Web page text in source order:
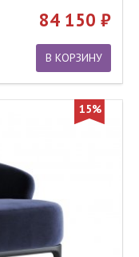
84 150
В КОРЗИНУ
15%